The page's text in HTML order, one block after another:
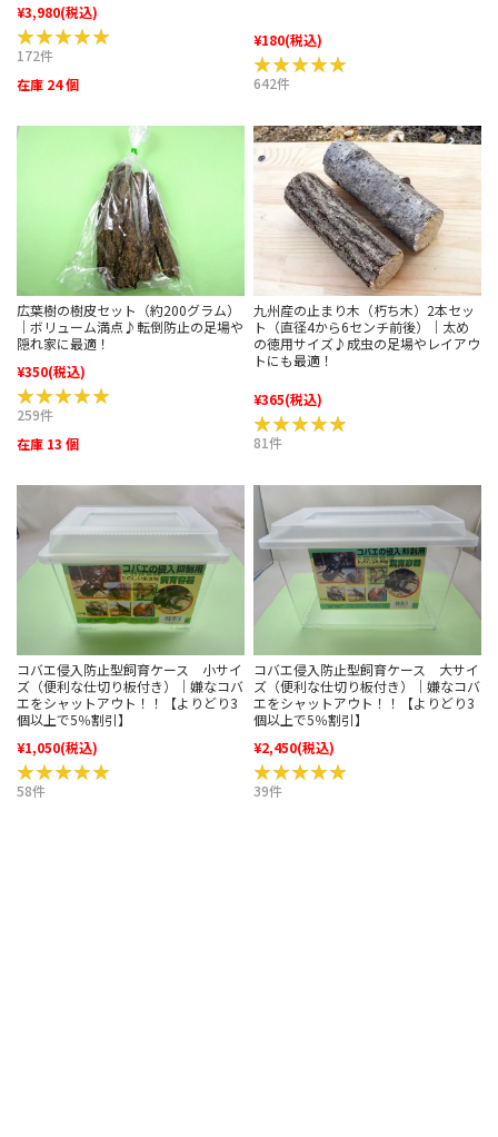
¥3,980(税込)
★★★★★
★★★★★
172件
在庫 24 個
¥180(税込)
★★★★★
★★★★★
642件
広葉樹の樹皮セット（約200グラム）
｜ボリューム満点♪転倒防止の足場や
隠れ家に最適！
¥350(税込)
★★★★★
★★★★★
259件
在庫 13 個
九州産の止まり木（朽ち木）2本セッ
ト（直径4から6センチ前後）｜太め
の徳用サイズ♪成虫の足場やレイアウ
トにも最適！
¥365(税込)
★★★★★
★★★★★
81件
コバエ侵入防止型飼育ケース 小サイ
ズ（便利な仕切り板付き）｜嫌なコバ
エをシャットアウト！！【よりどり3
個以上で5％割引】
¥1,050(税込)
★★★★★
★★★★★
58件
コバエ侵入防止型飼育ケース 大サイ
ズ（便利な仕切り板付き）｜嫌なコバ
エをシャットアウト！！【よりどり3
個以上で5％割引】
¥2,450(税込)
★★★★★
★★★★★
39件